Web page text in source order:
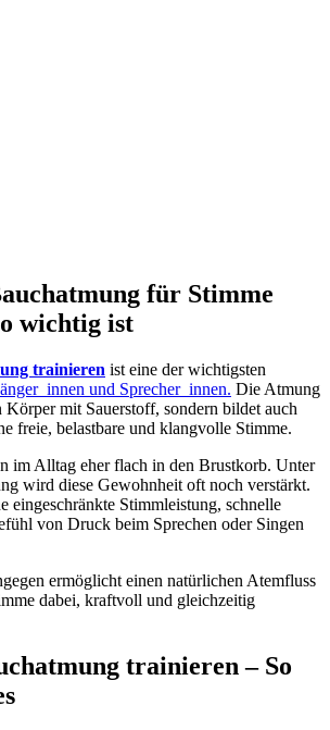
für Stimme
wichtig ist
trainieren ist eine der wichtigsten
und Sprecher_innen. Die Atmung
mit Sauerstoff, sondern bildet auch
freie, belastbare und klangvolle Stimme.
im Alltag eher flach in den Brustkorb. Unter
wird diese Gewohnheit oft noch verstärkt.
eingeschränkte Stimmleistung, schnelle
von Druck beim Sprechen oder Singen
ermöglicht einen natürlichen Atemfluss
dabei, kraftvoll und gleichzeitig
trainieren – So